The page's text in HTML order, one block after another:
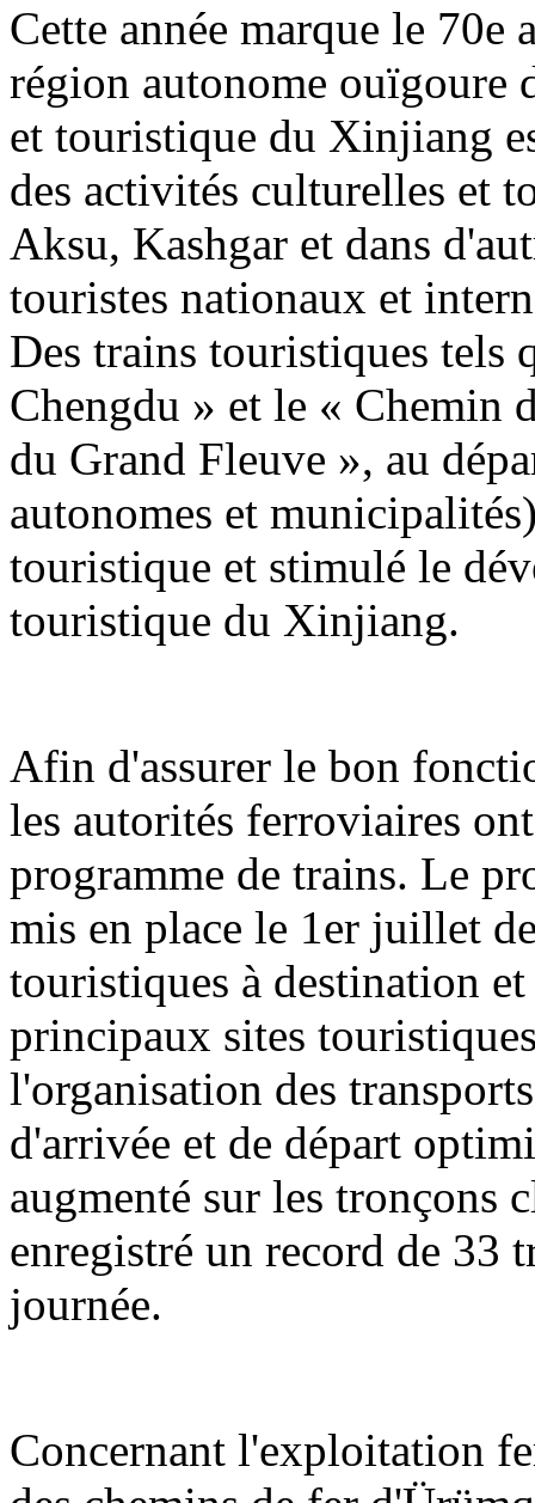
Cette année marque le
région autonome
et touristique du Xinjiang
des activités culturelles et
Aksu, Kashgar et dans
touristes nationaux et
Des trains touristiques tels
Chengdu » et le « Chemin
du Grand Fleuve », au
autonomes et
touristique et stimulé le
touristique du Xinjiang.
Afin d'assurer le bon
les autorités ferroviaires
programme de trains. Le
mis en place le 1er juillet
touristiques à destination
principaux sites
l'organisation des
d'arrivée et de départ
augmenté sur les
enregistré un record de 33
journée.
Concernant l'exploitation